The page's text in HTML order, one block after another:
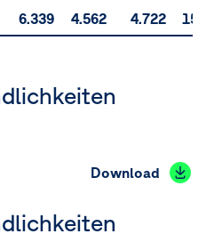
6.339 4.562 4.722
Download